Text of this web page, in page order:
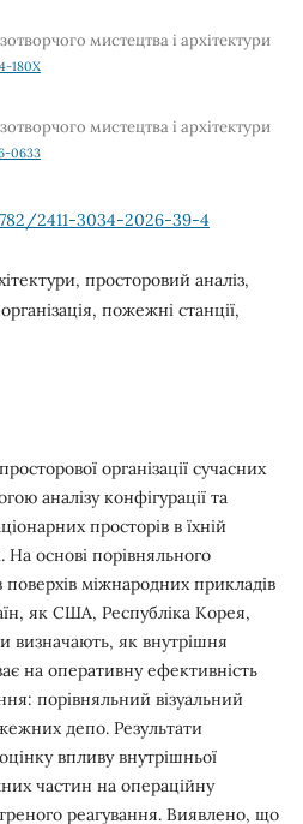
мистецтва і архітектури
180X
мистецтва і архітектури
0633
2411-3034-2026-39-4
просторовий аналіз,
пожежні станції,
організації сучасних
аналізу конфігурації та
просторів в їхній
На основі порівняльного
поверхів міжнародних прикладів
як США, Республіка Корея,
визначають, як внутрішня
на оперативну ефективність
порівняльний візуальний
депо. Результати
впливу внутрішньої
частин на операційну
реагування. Виявлено, що